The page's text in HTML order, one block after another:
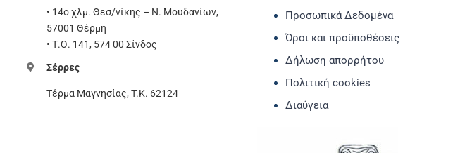
• 14ο χλμ. Θεσ/νίκης – Ν. Μουδανίων,
57001 Θέρμη
• Τ.Θ. 141, 574 00 Σίνδος
Σέρρες
Τέρμα Μαγνησίας, T.K. 62124
Προσωπικά Δεδομένα
Όροι και προϋποθέσεις
Δήλωση απορρήτου
Πολιτική cookies
Διαύγεια